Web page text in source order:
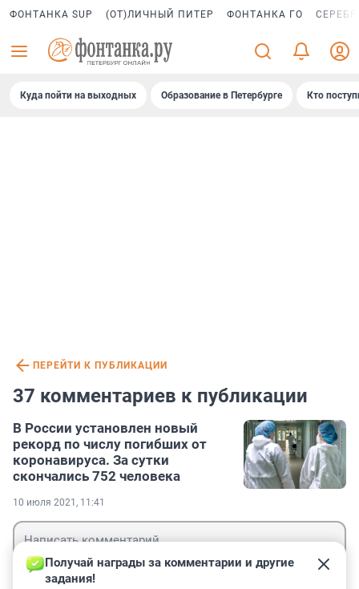
ФОНТАНКА SUP (ОТ)ЛИЧНЫЙ ПИТЕР ФОНТАНКА ГО
Куда пойти на выходных Образование в Петербурге Кто
ПЕРЕЙТИ К ПУБЛИКАЦИИ
37 комментариев к публикации
В России установлен новый
рекорд по числу погибших от
коронавируса. За сутки
скончались 752 человека
10 июля 2021, 11:41
Получай награды за комментарии и другие
задания!